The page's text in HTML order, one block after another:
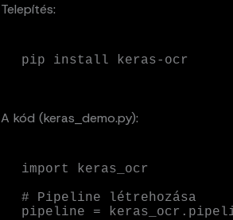
Telepítés:
pip install keras-ocr
A kód (keras_demo.py):
import keras_ocr
# Pipeline létrehozása
pipeline =